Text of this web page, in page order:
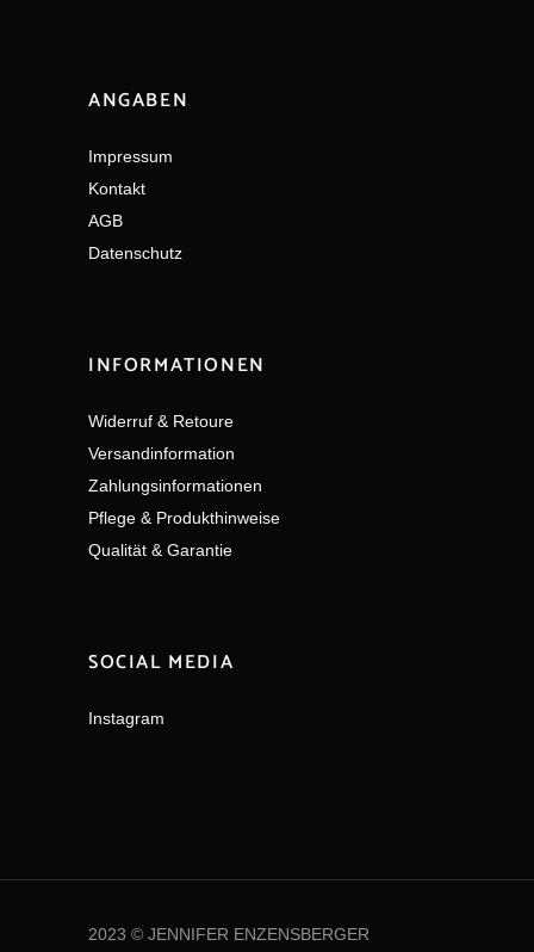
ANGABEN
Impressum
Kontakt
AGB
Datenschutz
INFORMATIONEN
Widerruf & Retoure
Versandinformation
Zahlungsinformationen
Pflege & Produkthinweise
Qualität & Garantie
SOCIAL MEDIA
Instagram
2023 © JENNIFER ENZENSBERGER